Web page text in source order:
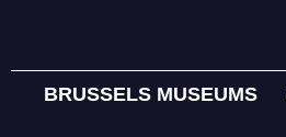
BRUSSELS MUSEUMS